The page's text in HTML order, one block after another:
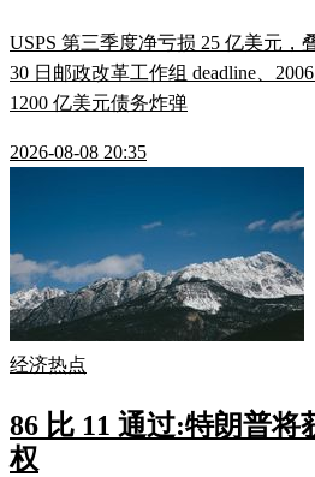
USPS 第三季度净亏损 25 亿美元，
30 日邮政改革工作组 deadline、
1200 亿美元债务炸弹
2026-08-08 20:35
经济热点
86 比 11 通过:特朗普将
权